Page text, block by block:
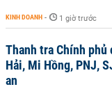
KINH DOANH - 1 giờ trước
Thanh tra Chính phủ
Hải, Mi Hồng, PNJ,
an